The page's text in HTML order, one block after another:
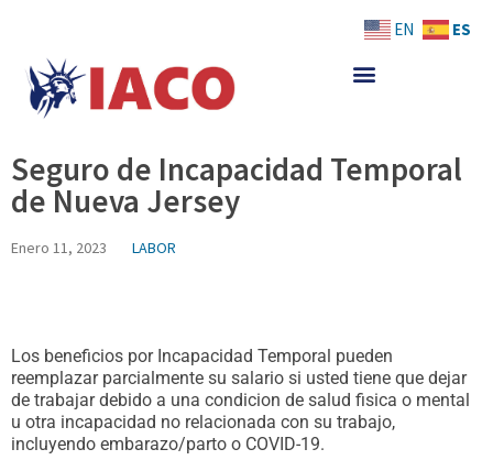
content
Seguro de Incapacidad Temporal
de Nueva Jersey
Enero 11, 2023 LABOR
Los beneficios por Incapacidad Temporal pueden
reemplazar parcialmente su salario si usted tiene que dejar
de trabajar debido a una condicion de salud fisica o mental
u otra incapacidad no relacionada con su trabajo,
incluyendo embarazo/parto o COVID-19.
EN ES